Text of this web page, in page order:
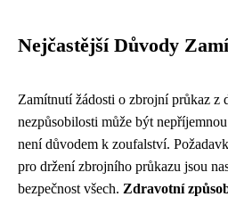
Nejčastější Důvody
Zamítnutí žádosti o zbrojní průkaz z
nezpůsobilosti může být
není důvodem k zoufalství.
pro držení zbrojního průkazu jsou
bezpečnost všech. Zdravotní